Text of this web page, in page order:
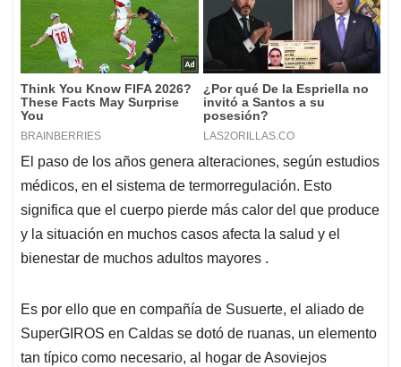
El paso de los años genera alteraciones, según estudios
médicos, en el sistema de termorregulación. Esto
significa que el cuerpo pierde más calor del que produce
y la situación en muchos casos afecta la salud y el
bienestar de muchos adultos mayores .
Es por ello que en compañía de Susuerte, el aliado de
SuperGIROS en Caldas se dotó de ruanas, un elemento
tan típico como necesario, al hogar de Asoviejos